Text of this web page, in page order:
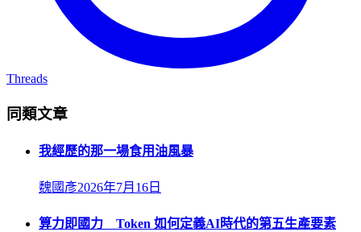
Threads
同類文章
我經歷的那一場食用油風暴
魏國彥2026年7月16日
算力即國力 Token 如何定義AI時代的第五生產要素